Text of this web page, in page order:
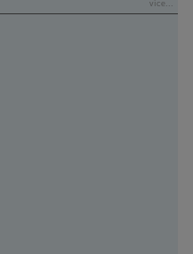
více...